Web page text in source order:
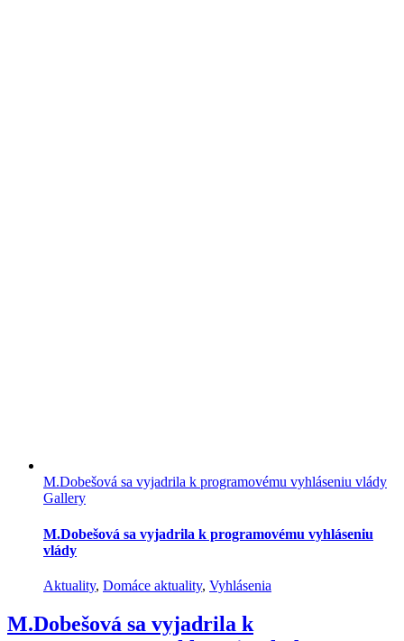
M.Dobešová sa vyjadrila k programovému vyhláseniu vlády
Gallery
M.Dobešová sa vyjadrila k programovému vyhláseniu
vlády
Aktuality, Domáce aktuality, Vyhlásenia
M.Dobešová sa vyjadrila k